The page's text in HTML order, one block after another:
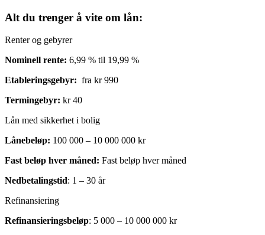
Alt du trenger å vite om lån:
Renter og gebyrer
Nominell rente: 6,99 % til 19,99 %
Etableringsgebyr: fra kr 990
Termingebyr: kr 40
Lån med sikkerhet i bolig
Lånebeløp: 100 000 – 10 000 000 kr
Fast beløp hver måned: Fast beløp hver måned
Nedbetalingstid: 1 – 30 år
Refinansiering
Refinansieringsbeløp: 5 000 – 10 000 000 kr